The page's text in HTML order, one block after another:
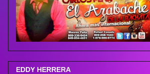
EDDY HERRERA